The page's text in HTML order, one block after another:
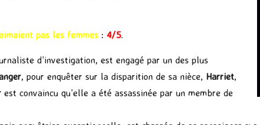
pas les femmes : 4/5.
d’investigation, est engagé par un des plus
, pour enquêter sur la disparition de sa nièce, Harriet,
est convaincu qu’elle a été assassinée par un membre de